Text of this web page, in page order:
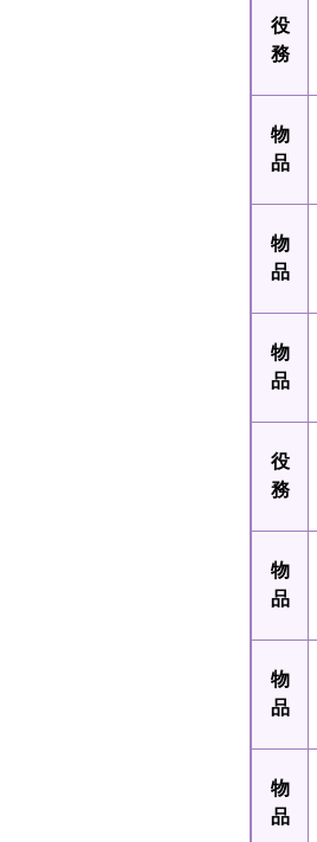
役
務
物
品
物
品
物
品
役
務
物
品
物
品
物
品